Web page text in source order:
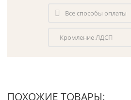
Все способы оплаты
Кромление ЛДСП
ПОХОЖИЕ ТОВАРЫ: